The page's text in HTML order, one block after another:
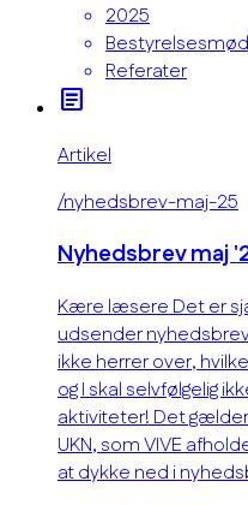
2025
Referater
article
Artikel
/nyhedsbrev-maj-25
Nyhedsbrev maj
Kære læsere Det er
udsender
ikke herrer over,
og I skal selvfølgelig
aktiviteter! Det
UKN, som VIVE
at dykke ned i